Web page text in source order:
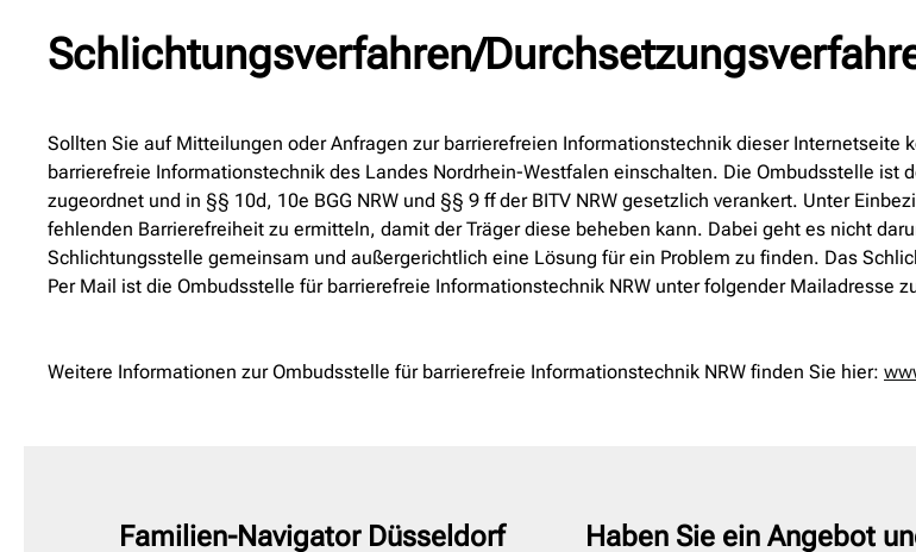
Schlichtungsverfahren/
Sollten Sie auf Mitteilungen oder Anfragen zur barrierefreien Informationstechnik dieser
barrierefreie Informationstechnik des Landes Nordrhein-Westfalen einschalten. Die Ombudsstelle ist
zugeordnet und in §§ 10d, 10e BGG NRW und §§ 9 ff der BITV NRW gesetzlich verankert. Unter
fehlenden Barrierefreiheit zu ermitteln, damit der Träger diese beheben kann. Dabei geht es nicht
Schlichtungsstelle gemeinsam und außergerichtlich eine Lösung für ein Problem zu finden. Das
Per Mail ist die Ombudsstelle für barrierefreie Informationstechnik NRW unter folgender Mailadresse
Weitere Informationen zur Ombudsstelle für barrierefreie Informationstechnik NRW finden Sie hier:
Familien-Navigator Düsseldorf Haben Sie ein Angebot